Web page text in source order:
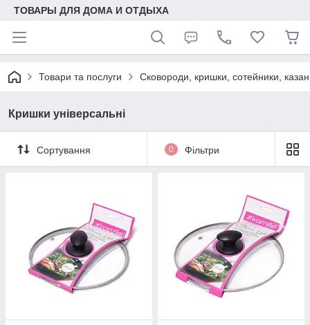
ТОВАРЫ ДЛЯ ДОМА И ОТДЫХА
Товари та послуги Сковороди, кришки, сотейники,
Кришки універсальні
Сортування 0 Фільтри